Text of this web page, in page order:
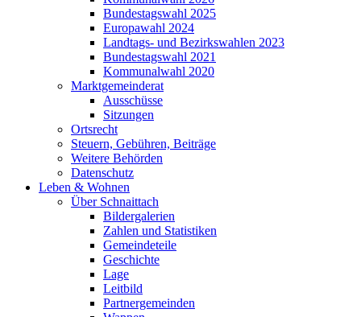
Bundestagswahl 2025
Europawahl 2024
Landtags- und Bezirkswahlen 2023
Bundestagswahl 2021
Kommunalwahl 2020
Marktgemeinderat
Ausschüsse
Sitzungen
Ortsrecht
Steuern, Gebühren, Beiträge
Weitere Behörden
Datenschutz
Leben & Wohnen
Über Schnaittach
Bildergalerien
Zahlen und Statistiken
Gemeindeteile
Geschichte
Lage
Leitbild
Partnergemeinden